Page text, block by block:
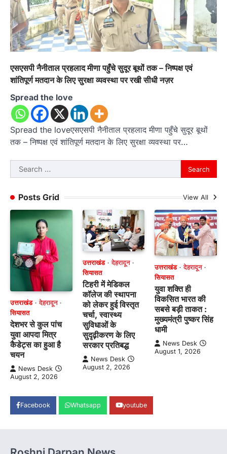
एसएसपी नैनीताल प्रहलाद मीणा पहुँचे सुदूर बूथों तक – निष्पक्ष एवं
शांतिपूर्ण मतदान के लिए सुरक्षा व्यवस्था पर रखी सीधी नज़र
Spread the love
Spread the loveएसएसपी नैनीताल प्रहलाद मीणा पहुँचे सुदूर बूथों
तक – निष्पक्ष एवं शांतिपूर्ण मतदान के लिए सुरक्षा व्यवस्था पर…
Search
for:
Posts Grid
View All
उत्तराखंड
देहरादून
सियासत
देशभर से कुल पांच
युवा आपदा मित्र
कैडेट्स का हुआ है
चयन
News Desk
August 2, 2026
उत्तराखंड
देहरादून
सियासत
टिहरी में मेडिकल
कॉलेज की स्थापना
को लेकर हुई विस्तृत
चर्चा, स्वास्थ्य
सुविधाओं के
सुदृढ़ीकरण के लिए
सरकार प्रतिबद्ध
News Desk
August 2, 2026
उत्तराखंड
देहरादून
सियासत
युवा शक्ति ही
विकसित भारत की
सबसे बड़ी ताकत :
मुख्यमंत्री पुष्कर सिंह
धामी
News Desk
August 1, 2026
Facebook Whatsapp youtube